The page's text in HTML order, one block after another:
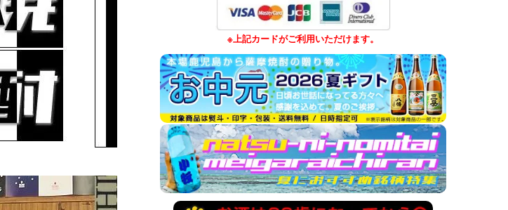
※上記カードがご利用いただけます。